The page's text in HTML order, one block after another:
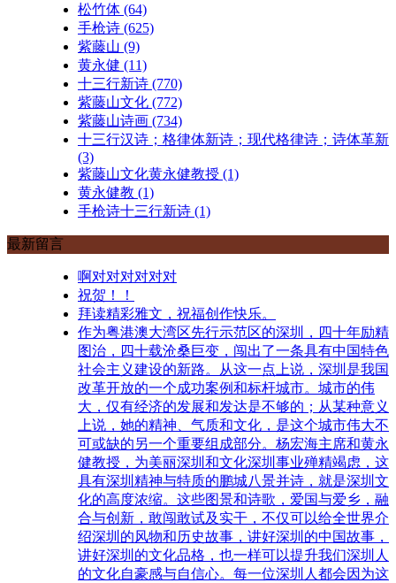
松竹体 (64)
手枪诗 (625)
紫藤山 (9)
黄永健 (11)
十三行新诗 (770)
紫藤山文化 (772)
紫藤山诗画 (734)
十三行汉诗；格律体新诗；现代格律诗；诗体革新
(3)
紫藤山文化黄永健教授 (1)
黄永健教 (1)
手枪诗十三行新诗 (1)
最新留言
啊对对对对对对
祝贺！！
拜读精彩雅文，祝福创作快乐。
作为粤港澳大湾区先行示范区的深圳，四十年励精
图治，四十载沧桑巨变，闯出了一条具有中国特色
社会主义建设的新路。从这一点上说，深圳是我国
改革开放的一个成功案例和标杆城市。城市的伟
大，仅有经济的发展和发达是不够的；从某种意义
上说，她的精神、气质和文化，是这个城市伟大不
可或缺的另一个重要组成部分。杨宏海主席和黄永
健教授，为美丽深圳和文化深圳事业殚精竭虑，这
具有深圳精神与特质的鹏城八景并诗，就是深圳文
化的高度浓缩。这些图景和诗歌，爱国与爱乡，融
合与创新，敢闯敢试及实干，不仅可以给全世界介
绍深圳的风物和历史故事，讲好深圳的中国故事，
讲好深圳的文化品格，也一样可以提升我们深圳人
的文化自豪感与自信心。每一位深圳人都会因为这